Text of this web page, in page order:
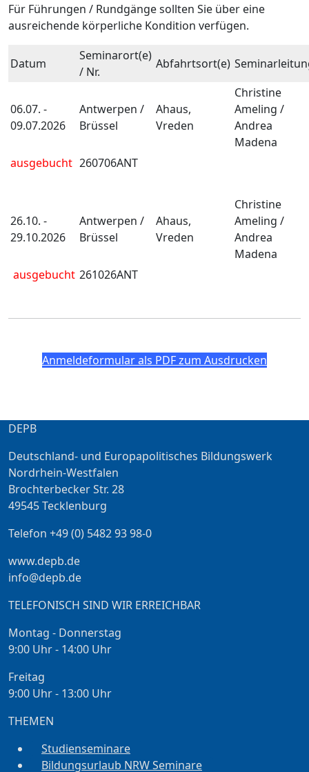
Für Führungen / Rundgänge sollten Sie über eine
ausreichende körperliche Kondition verfügen.
Datum
Seminarort(e)
/ Nr.
Abfahrtsort(e)
06.07. -
09.07.2026
Antwerpen /
Brüssel
Ahaus,
Vreden
Christine
Ameling /
Andrea
Madena
ausgebucht 260706ANT
26.10. -
29.10.2026
Antwerpen /
Brüssel
Ahaus,
Vreden
Christine
Ameling /
Andrea
Madena
ausgebucht 261026ANT
Anmeldeformular als PDF zum Ausdrucken
DEPB
Deutschland- und Europapolitisches Bildungswerk
Nordrhein-Westfalen
Brochterbecker Str. 28
49545 Tecklenburg
Telefon +49 (0) 5482 93 98-0
www.depb.de
info@depb.de
TELEFONISCH SIND WIR ERREICHBAR
Montag - Donnerstag
9:00 Uhr - 14:00 Uhr
Freitag
9:00 Uhr - 13:00 Uhr
THEMEN
Studienseminare
Bildungsurlaub NRW Seminare